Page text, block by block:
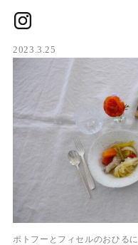
2023.3.25
ポトフーとフィセルのおひるに